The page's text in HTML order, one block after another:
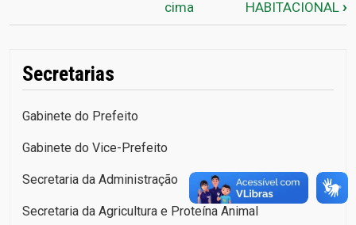
cima
HABITACIONAL ›
Secretarias
Gabinete do Prefeito
Gabinete do Vice-Prefeito
Secretaria da Administração
Secretaria da Agricultura e Proteína Animal